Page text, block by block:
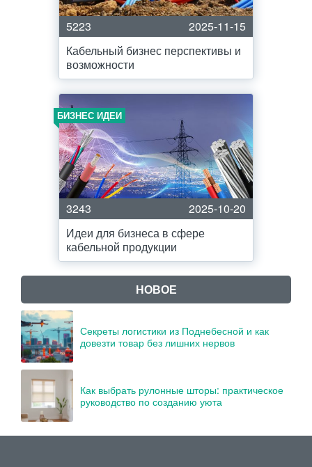
5223
2025-11-15
Кабельный бизнес перспективы и
возможности
БИЗНЕС ИДЕИ
3243
2025-10-20
Идеи для бизнеса в сфере
кабельной продукции
НОВОЕ
Секреты логистики из Поднебесной и как
довезти товар без лишних нервов
Как выбрать рулонные шторы: практическое
руководство по созданию уюта